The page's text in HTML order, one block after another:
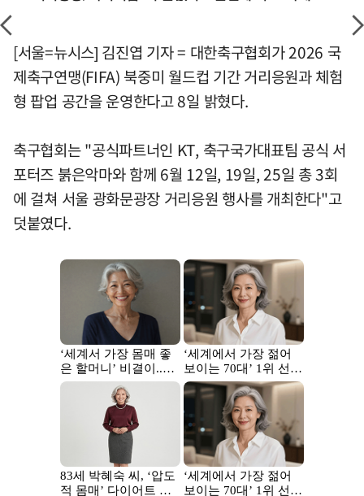
[서울=뉴시스] 김진엽 기자 = 대한축구협회가 2026 국
제축구연맹(FIFA) 북중미 월드컵 기간 거리응원과 체험
형 팝업 공간을 운영한다고 8일 밝혔다.
축구협회는 "공식파트너인 KT, 축구국가대표팀 공식 서
포터즈 붉은악마와 함께 6월 12일, 19일, 25일 총 3회
에 걸쳐 서울 광화문광장 거리응원 행사를 개최한다"고
덧붙였다.